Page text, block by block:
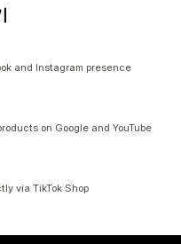
and Instagram presence
on Google and YouTube
via TikTok Shop